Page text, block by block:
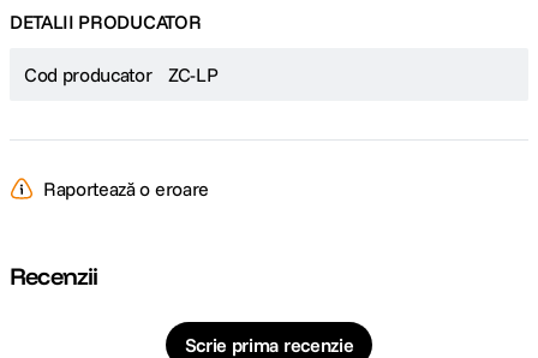
DETALII PRODUCATOR
Cod producator ZC-LP
Raportează o eroare
Recenzii
Scrie prima recenzie